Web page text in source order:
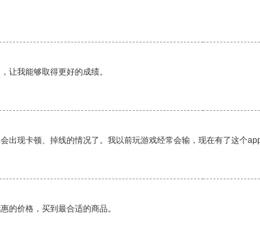
让我能够取得更好的成绩。
出现卡顿、掉线的情况了。我以前玩游戏经常会输，现在有了这个
的价格，买到最合适的商品。